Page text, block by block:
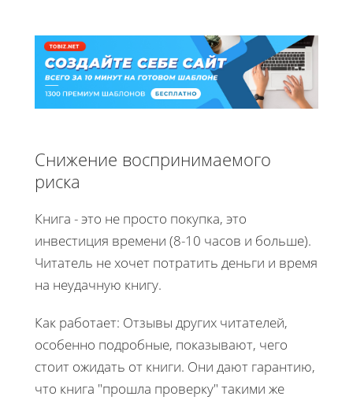
Снижение воспринимаемого
риска
Книга - это не просто покупка, это
инвестиция времени (8-10 часов и больше).
Читатель не хочет потратить деньги и время
на неудачную книгу.
Как работает: Отзывы других читателей,
особенно подробные, показывают, чего
стоит ожидать от книги. Они дают гарантию,
что книга "прошла проверку" такими же